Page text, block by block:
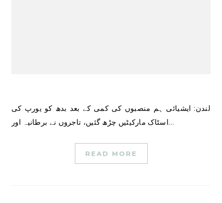
لندن: ایشیائی ہم منصبوں کی کمی کے بعد بدھ کو یورپ کی
اسٹاک مارکیٹیں چڑھ گئیں، تاجروں نے برطانیہ اور…
READ MORE